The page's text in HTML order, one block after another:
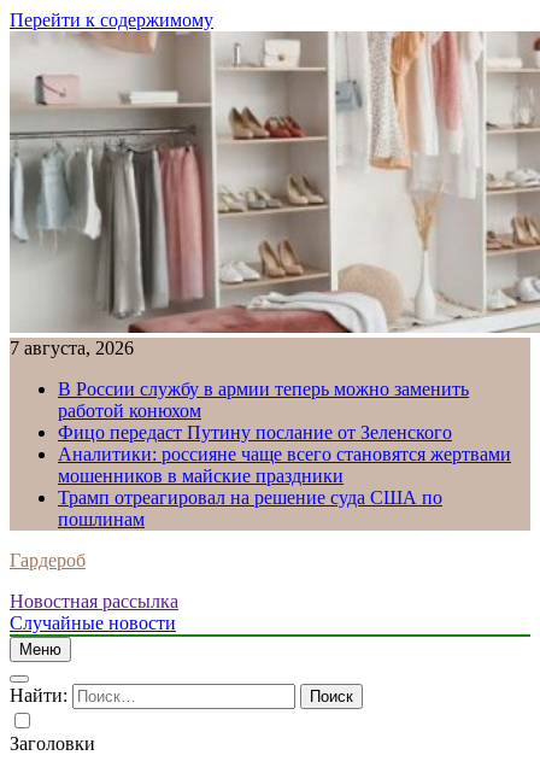
Перейти к содержимому
7 августа, 2026
В России службу в армии теперь можно заменить
работой конюхом
Фицо передаст Путину послание от Зеленского
Аналитики: россияне чаще всего становятся жертвами
мошенников в майские праздники
Трамп отреагировал на решение суда США по
пошлинам
Гардероб
Новостная рассылка
Случайные новости
Меню
Найти:
Заголовки